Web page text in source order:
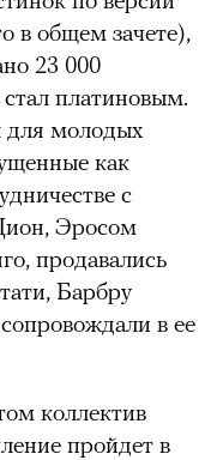
в общем зачете),
23 000
платиновым.
для молодых
как
с
Эросом
продавались
Барбру
в ее
коллектив
пройдет в